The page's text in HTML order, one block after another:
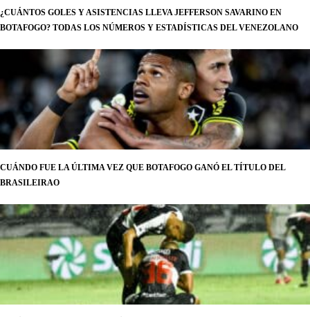
¿CUÁNTOS GOLES Y ASISTENCIAS LLEVA JEFFERSON SAVARINO EN
BOTAFOGO? TODAS LOS NÚMEROS Y ESTADÍSTICAS DEL VENEZOLANO
CUÁNDO FUE LA ÚLTIMA VEZ QUE BOTAFOGO GANÓ EL TÍTULO DEL
BRASILEIRAO